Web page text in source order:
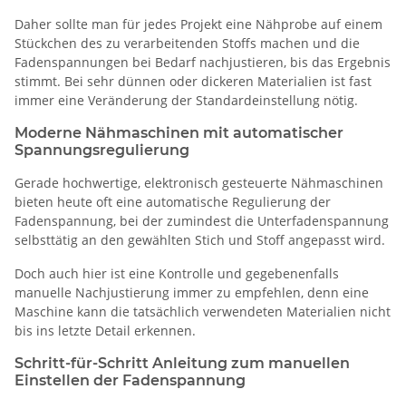
Daher sollte man für jedes Projekt eine Nähprobe auf einem
Stückchen des zu verarbeitenden Stoffs machen und die
Fadenspannungen bei Bedarf nachjustieren, bis das Ergebnis
stimmt. Bei sehr dünnen oder dickeren Materialien ist fast
immer eine Veränderung der Standardeinstellung nötig.
Moderne Nähmaschinen mit automatischer
Spannungsregulierung
Gerade hochwertige, elektronisch gesteuerte Nähmaschinen
bieten heute oft eine automatische Regulierung der
Fadenspannung, bei der zumindest die Unterfadenspannung
selbsttätig an den gewählten Stich und Stoff angepasst wird.
Doch auch hier ist eine Kontrolle und gegebenenfalls
manuelle Nachjustierung immer zu empfehlen, denn eine
Maschine kann die tatsächlich verwendeten Materialien nicht
bis ins letzte Detail erkennen.
Schritt-für-Schritt Anleitung zum manuellen
Einstellen der Fadenspannung